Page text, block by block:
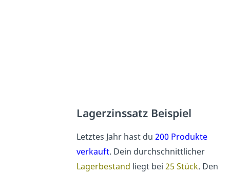
Lagerzinssatz Beispiel
Letztes Jahr hast du200 Produkte
verkauft. Dein durchschnittlicher
Lagerbestand liegt bei25 Stück. Den